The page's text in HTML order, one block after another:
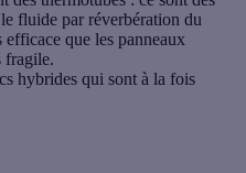
fluide par réverbération du
que les panneaux
fragile.
hybrides qui sont à la fois